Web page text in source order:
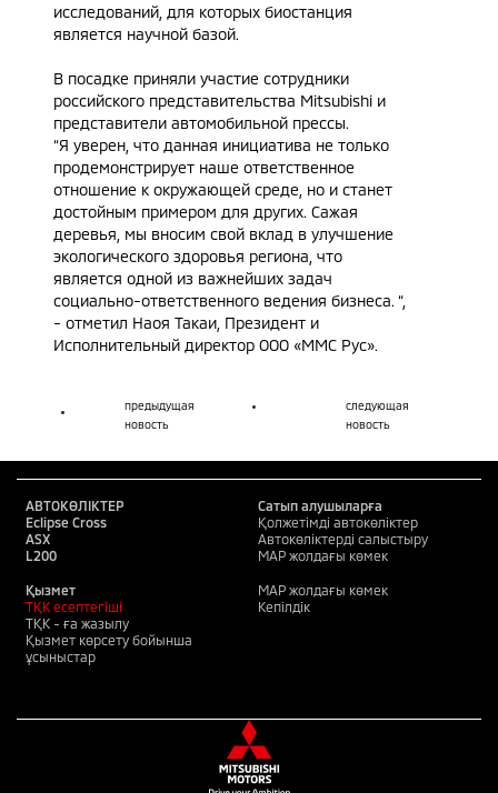
исследований, для которых биостанция
является научной базой.
В посадке приняли участие сотрудники
российского представительства Mitsubishi и
представители автомобильной прессы.
“Я уверен, что данная инициатива не только
продемонстрирует наше ответственное
отношение к окружающей среде, но и станет
достойным примером для других. Сажая
деревья, мы вносим свой вклад в улучшение
экологического здоровья региона, что
является одной из важнейших задач
социально-ответственного ведения бизнеса. “,
- отметил Наоя Такаи, Президент и
Исполнительный директор ООО «ММС Рус».
предыдущая
новость
следующая
новость
АВТОКӨЛІКТЕР
Eclipse Cross
ASX
L200
Сатып алушыларға
Қолжетімді автокөліктер
Автокөліктерді салыстыру
MAP жолдағы көмек
Қызмет
ТҚК есептегіші
ТҚК - ға жазылу
Қызмет көрсету бойынша
ұсыныстар
MAP жолдағы көмек
Кепілдік